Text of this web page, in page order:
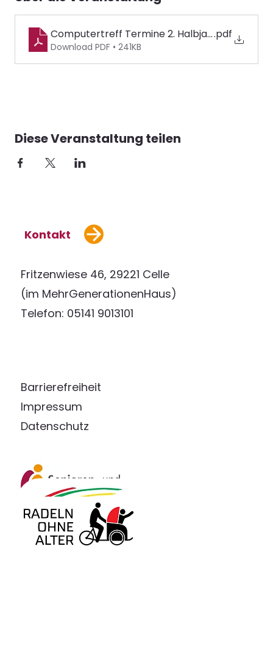
Computertreff Termine 2. Halbjahr 2026
.pdf
Download PDF • 241KB
Diese Veranstaltung teilen
Kontakt
Fritzenwiese 46, 29221 Celle
(im MehrGenerationenHaus)
Telefon: 05141 9013101
Barrierefreiheit
Impressum
Datenschutz